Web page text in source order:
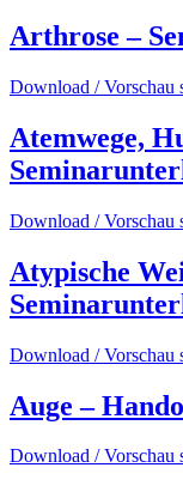
Arthrose –
Download / Vorschau
Atemwege,
Download / Vorschau
Atypische
Download / Vorschau
Auge –
Download / Vorschau